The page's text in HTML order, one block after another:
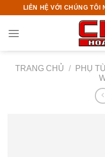
content
LIÊN HỆ VỚI CHÚNG TÔI
TRANG CHỦ / PHỤ